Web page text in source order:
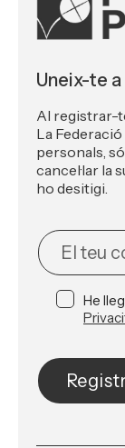
Uneix-te
Al registrar-
La
personals,
cancel·lar la
ho desitigi.
He